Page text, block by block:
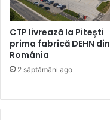
CTP livrează la Pitești
prima fabrică DEHN din
România
2 săptămâni ago